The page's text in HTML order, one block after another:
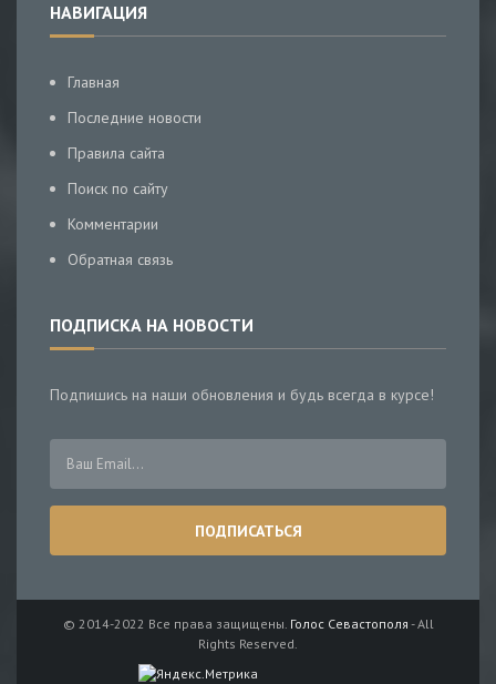
НАВИГАЦИЯ
Главная
Последние новости
Правила сайта
Поиск по сайту
Комментарии
Обратная связь
ПОДПИСКА НА НОВОСТИ
Подпишись на наши обновления и будь всегда в курсе!
© 2014-2022 Все права защищены. Голос Севастополя - All
Rights Reserved.